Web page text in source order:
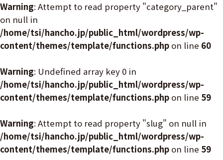
Warning: Attempt to read property "category_parent"
on null in
/home/tsi/hancho.jp/public_html/wordpress/wp-
content/themes/template/functions.php on line 60
Warning: Undefined array key 0 in
/home/tsi/hancho.jp/public_html/wordpress/wp-
content/themes/template/functions.php on line 59
Warning: Attempt to read property "slug" on null in
/home/tsi/hancho.jp/public_html/wordpress/wp-
content/themes/template/functions.php on line 59